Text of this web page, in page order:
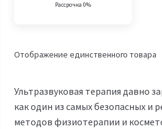
Рассрочка 0%
Отображение единственного товара
Ультразвуковая терапия давно
как один из самых безопасных и
методов физиотерапии и